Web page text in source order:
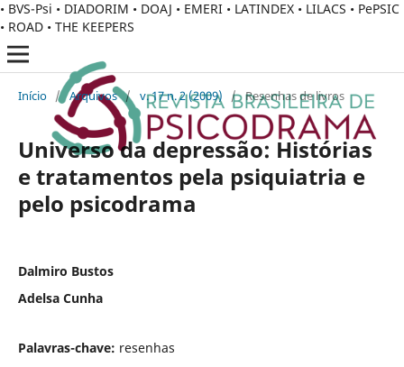
• BVS-Psi • DIADORIM • DOAJ • EMERI • LATINDEX • LILACS • PePSIC
• ROAD • THE KEEPERS
Início / Arquivos / v. 17 n. 2 (2009) / Resenhas de livros
Universo da depressão: Histórias
e tratamentos pela psiquiatria e
pelo psicodrama
Dalmiro Bustos
Adelsa Cunha
Palavras-chave: resenhas